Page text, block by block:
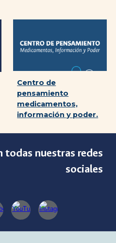
Centro de
pensamiento
medicamentos,
información y poder.
todas nuestras redes
sociales